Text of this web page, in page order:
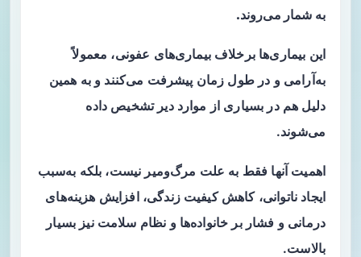
به شمار می‌روند.
این بیماری‌ها برخلاف بیماری‌های عفونی، معمولاً
به‌آرامی و در طول زمان پیشرفت می‌کنند و به همین
دلیل هم در بسیاری از موارد دیر تشخیص داده
می‌شوند.
اهمیت آنها فقط به علت مرگ‌ومیر نیست، بلکه به‌سبب
ایجاد ناتوانی، کاهش کیفیت زندگی، افزایش هزینه‌های
درمانی و فشار بر خانواده‌ها و نظام سلامت نیز بسیار
بالاست.